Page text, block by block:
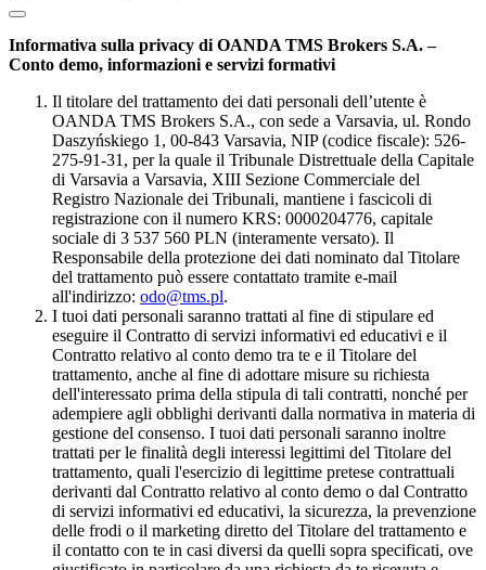
Informativa sulla privacy di OANDA TMS Brokers S.A. –
Conto demo, informazioni e servizi formativi
Il titolare del trattamento dei dati personali dell’utente è
OANDA TMS Brokers S.A., con sede a Varsavia, ul. Rondo
Daszyńskiego 1, 00-843 Varsavia, NIP (codice fiscale): 526-
275-91-31, per la quale il Tribunale Distrettuale della Capitale
di Varsavia a Varsavia, XIII Sezione Commerciale del
Registro Nazionale dei Tribunali, mantiene i fascicoli di
registrazione con il numero KRS: 0000204776, capitale
sociale di 3 537 560 PLN (interamente versato). Il
Responsabile della protezione dei dati nominato dal Titolare
del trattamento può essere contattato tramite e-mail
all'indirizzo: odo@tms.pl.
I tuoi dati personali saranno trattati al fine di stipulare ed
eseguire il Contratto di servizi informativi ed educativi e il
Contratto relativo al conto demo tra te e il Titolare del
trattamento, anche al fine di adottare misure su richiesta
dell'interessato prima della stipula di tali contratti, nonché per
adempiere agli obblighi derivanti dalla normativa in materia di
gestione del consenso. I tuoi dati personali saranno inoltre
trattati per le finalità degli interessi legittimi del Titolare del
trattamento, quali l'esercizio di legittime pretese contrattuali
derivanti dal Contratto relativo al conto demo o dal Contratto
di servizi informativi ed educativi, la sicurezza, la prevenzione
delle frodi o il marketing diretto del Titolare del trattamento e
il contatto con te in casi diversi da quelli sopra specificati, ove